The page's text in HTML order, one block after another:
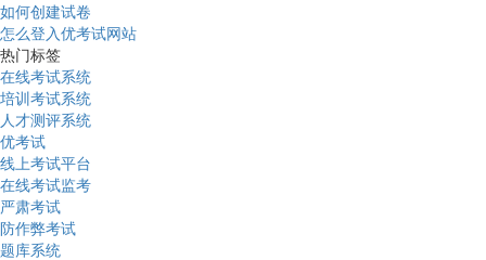
如何创建试卷
怎么登入优考试网站
热门标签
在线考试系统
培训考试系统
人才测评系统
优考试
线上考试平台
在线考试监考
严肃考试
防作弊考试
题库系统